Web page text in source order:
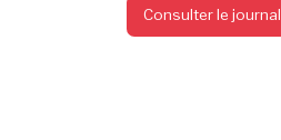
Consulter le journal